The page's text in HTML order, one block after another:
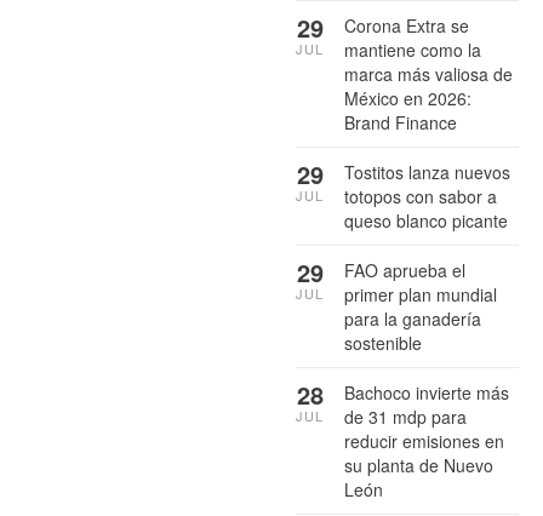
Corona Extra se
mantiene como la
marca más valiosa de
México en 2026:
Brand Finance
29
JUL
Tostitos lanza nuevos
totopos con sabor a
queso blanco picante
29
JUL
FAO aprueba el
primer plan mundial
para la ganadería
sostenible
29
JUL
Bachoco invierte más
de 31 mdp para
reducir emisiones en
su planta de Nuevo
León
28
JUL